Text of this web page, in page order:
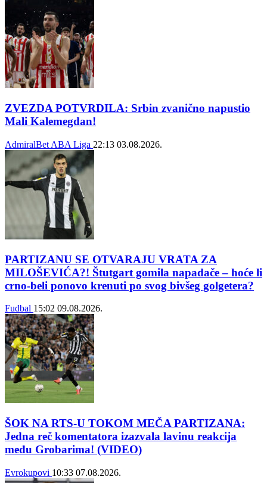
ZVEZDA POTVRDILA: Srbin zvanično napustio
Mali Kalemegdan!
AdmiralBet ABA Liga 22:13 03.08.2026.
PARTIZANU SE OTVARAJU VRATA ZA
MILOŠEVIĆA?! Štutgart gomila napadače – hoće li
crno-beli ponovo krenuti po svog bivšeg golgetera?
Fudbal 15:02 09.08.2026.
ŠOK NA RTS-U TOKOM MEČA PARTIZANA:
Jedna reč komentatora izazvala lavinu reakcija
među Grobarima! (VIDEO)
Evrokupovi 10:33 07.08.2026.